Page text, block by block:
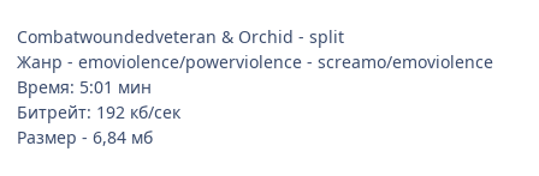
Combatwoundedveteran & Orchid - split
Жанр - emoviolence/powerviolence - screamo/emoviolence
Время: 5:01 мин
Битрейт: 192 кб/сек
Размер - 6,84 мб